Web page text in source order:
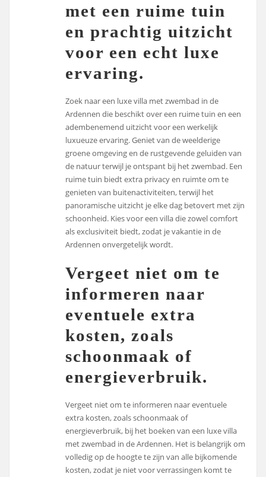
met een ruime tuin
en prachtig uitzicht
voor een echt luxe
ervaring.
Zoek naar een luxe villa met zwembad in de
Ardennen die beschikt over een ruime tuin en een
adembenemend uitzicht voor een werkelijk
luxueuze ervaring. Geniet van de weelderige
groene omgeving en de rustgevende geluiden van
de natuur terwijl je ontspant bij het zwembad. Een
ruime tuin biedt extra privacy en ruimte om te
genieten van buitenactiviteiten, terwijl het
panoramische uitzicht je elke dag betovert met zijn
schoonheid. Kies voor een villa die zowel comfort
als exclusiviteit biedt, zodat je vakantie in de
Ardennen onvergetelijk wordt.
Vergeet niet om te
informeren naar
eventuele extra
kosten, zoals
schoonmaak of
energieverbruik.
Vergeet niet om te informeren naar eventuele
extra kosten, zoals schoonmaak of
energieverbruik, bij het boeken van een luxe villa
met zwembad in de Ardennen. Het is belangrijk om
volledig op de hoogte te zijn van alle bijkomende
kosten, zodat je niet voor verrassingen komt te